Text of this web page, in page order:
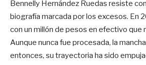
Bennelly Hernández Ruedas resiste
biografía marcada por los excesos. En
con un millón de pesos en efectivo que
Aunque nunca fue procesada, la
entonces, su trayectoria ha sido